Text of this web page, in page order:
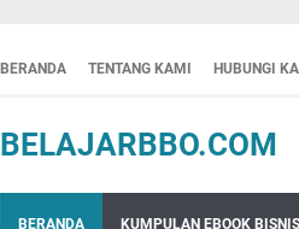
BERANDA TENTANG KAMI HUBUNGI
BELAJARBBO.COM
BERANDA KUMPULAN EBOOK